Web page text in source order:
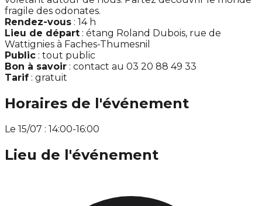
fragile des odonates.
Rendez-vous : 14 h
Lieu de départ : étang Roland Dubois, rue de
Wattignies à Faches-Thumesnil
Public : tout public
Bon à savoir : contact au 03 20 88 49 33
Tarif : gratuit
Horaires de l'événement
Le 15/07 : 14:00-16:00
Lieu de l'événement